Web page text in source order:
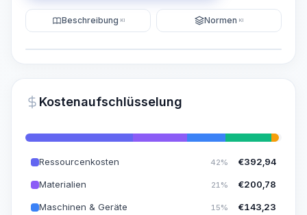
KI-Visualisierung generieren
~15-30 Sek.
Beschreibung KI Normen KI
Kostenaufschlüsselung
Ressourcenkosten 42% €392,94
Materialien 21% €200,78
Maschinen & Geräte 15% €143,23